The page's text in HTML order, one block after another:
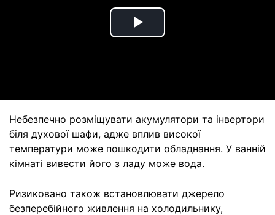
Play
Небезпечно розміщувати акумулятори та інвертори
біля духової шафи, адже вплив високої
температури може пошкодити обладнання. У ванній
кімнаті вивести його з ладу може вода.
Ризиковано також встановлювати джерело
безперебійного живлення на холодильнику,